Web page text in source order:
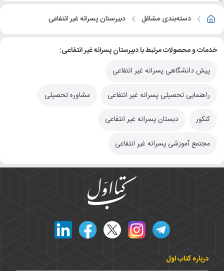
دسته‌بندی مشاغل دبیرستان پسرانه غیر انتفاعی
خدمات و محصولات مرتبط با دبیرستان پسرانه غیر انتفاعی:
پیش دانشگاهی پسرانه غیر انتفاعی
راهنمایی تحصیلی پسرانه غیر انتفاعی مشاوره تحصیلی
کنکور دبستان پسرانه غیر انتفاعی
مجتمع آموزشی پسرانه غیر انتفاعی
درباره کتاب اول